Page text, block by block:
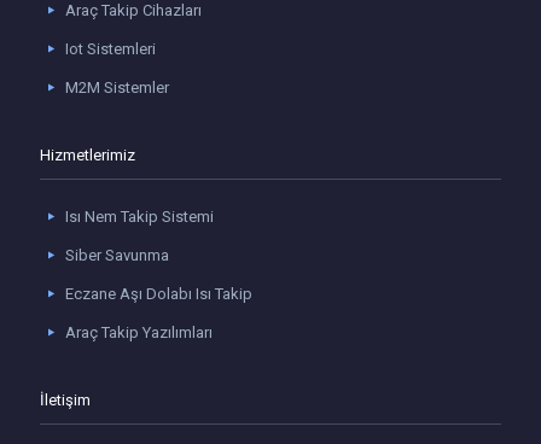
Araç Takip Cihazları
Iot Sistemleri
M2M Sistemler
Hizmetlerimiz
Isı Nem Takip Sistemi
Siber Savunma
Eczane Aşı Dolabı Isı Takip
Araç Takip Yazılımları
İletişim